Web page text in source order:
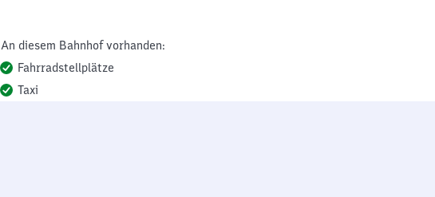
An diesem Bahnhof vorhanden:
Fahrradstellplätze
Taxi